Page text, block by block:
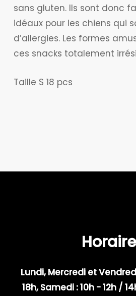
sans gluten. Ils sont donc
idéaux pour les chiens qui
d’allergies. Les formes
ces snacks totalement
Taille S 18 pcs
Lundi, Mercredi et
18h, Samedi : 10h - 12h /